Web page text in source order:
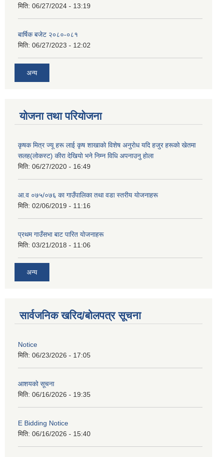
मिति: 06/27/2024 - 13:19
बार्षिक बजेट २०८०-०८१
मिति: 06/27/2023 - 12:02
अन्य
योजना तथा परियोजना
कृषक मित्र ज्यू हरू लाई कृष शाखाकाे विशेष अनुराेध यदि हजुर हरूकाे खेतमा
सलह(लाेकस्ट) कीरा देखियाे भने निम्न विधि अपनाउनु हाेला
मिति: 06/27/2020 - 16:49
आ‍.व ०७५/०७६ का गाउँपालिका तथा वडा स्तरीय याेजनाहरू
मिति: 02/06/2019 - 11:16
प्रथम गाउँसभा बाट पारित याेजनाहरू
मिति: 03/21/2018 - 11:06
अन्य
सार्वजनिक खरिद/बोलपत्र सूचना
Notice
मिति: 06/23/2026 - 17:05
आशयको सूचना
मिति: 06/16/2026 - 19:35
E Bidding Notice
मिति: 06/16/2026 - 15:40